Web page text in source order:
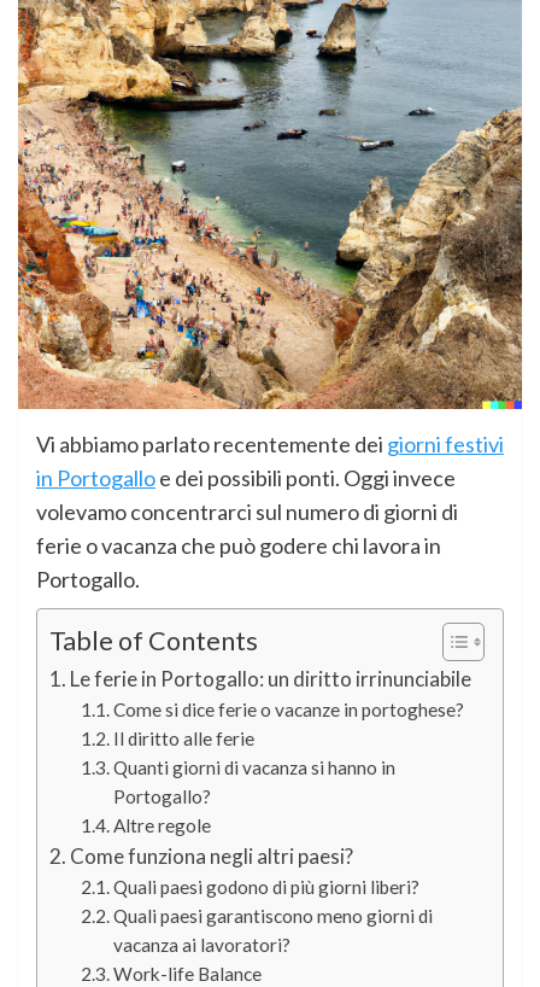
Vi abbiamo parlato recentemente dei giorni festivi
in Portogalloe dei possibili ponti. Oggi invece
volevamo concentrarci sul numero di giorni di
ferie o vacanza che può godere chi lavora in
Portogallo.
Table of Contents
Le ferie in Portogallo: un diritto irrinunciabile
Come si dice ferie o vacanze in portoghese?
Il diritto alle ferie
Quanti giorni di vacanza si hanno in
Portogallo?
Altre regole
Come funziona negli altri paesi?
Quali paesi godono di più giorni liberi?
Quali paesi garantiscono meno giorni di
vacanza ai lavoratori?
Work-life Balance